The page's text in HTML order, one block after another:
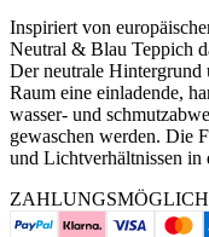
Inspiriert von
Neutral & Blau Teppich
Der neutrale Hintergrund
Raum eine einladende,
wasser- und
gewaschen werden. Die
und Lichtverhältnissen in